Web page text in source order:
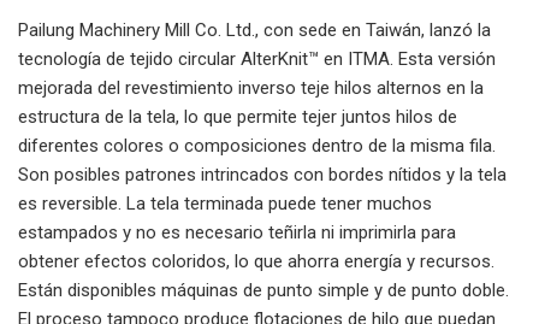
Pailung Machinery Mill Co. Ltd., con sede en Taiwán, lanzó la
tecnología de tejido circular AlterKnit™ en ITMA. Esta versión
mejorada del revestimiento inverso teje hilos alternos en la
estructura de la tela, lo que permite tejer juntos hilos de
diferentes colores o composiciones dentro de la misma fila.
Son posibles patrones intrincados con bordes nítidos y la tela
es reversible. La tela terminada puede tener muchos
estampados y no es necesario teñirla ni imprimirla para
obtener efectos coloridos, lo que ahorra energía y recursos.
Están disponibles máquinas de punto simple y de punto doble.
El proceso tampoco produce flotaciones de hilo que puedan